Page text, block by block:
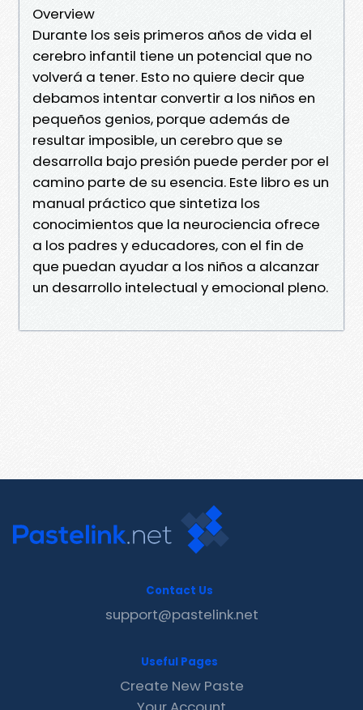
Overview
Durante los seis primeros años de vida el
cerebro infantil tiene un potencial que no
volverá a tener. Esto no quiere decir que
debamos intentar convertir a los niños en
pequeños genios, porque además de
resultar imposible, un cerebro que se
desarrolla bajo presión puede perder por el
camino parte de su esencia. Este libro es un
manual práctico que sintetiza los
conocimientos que la neurociencia ofrece
a los padres y educadores, con el fin de
que puedan ayudar a los niños a alcanzar
un desarrollo intelectual y emocional pleno.
Contact Us
support@pastelink.net
Useful Pages
Create New Paste